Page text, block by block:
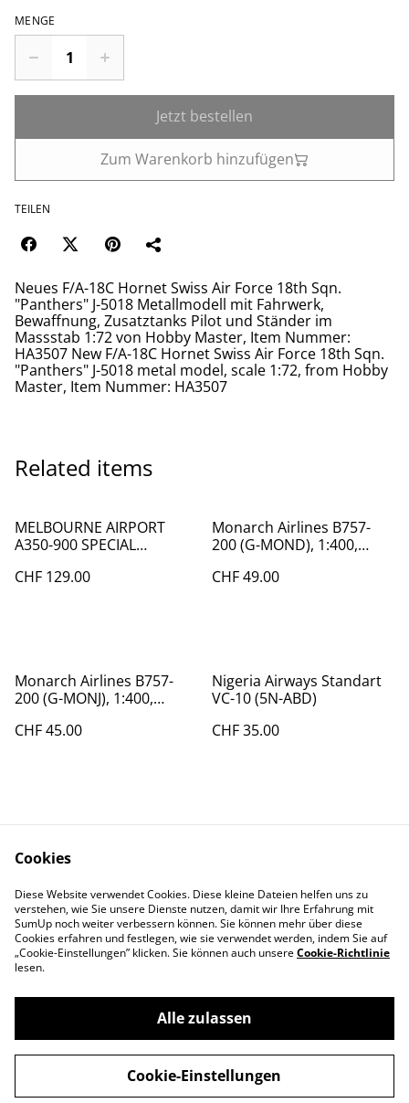
MENGE
Jetzt bestellen
Zum Warenkorb hinzufügen
TEILEN
Neues F/A-18C Hornet Swiss Air Force 18th Sqn.
"Panthers" J-5018 Metallmodell mit Fahrwerk,
Bewaffnung, Zusatztanks Pilot und Ständer im
Massstab 1:72 von Hobby Master, Item Nummer:
HA3507 New F/A-18C Hornet Swiss Air Force 18th Sqn.
"Panthers" J-5018 metal model, scale 1:72, from Hobby
Master, Item Nummer: HA3507
Related items
MELBOURNE AIRPORT
A350-900 SPECIAL
CHF 129.00
Monarch Airlines B757-
200 (G-MOND), 1:400,
CHF 49.00
Monarch Airlines B757-
200 (G-MONJ), 1:400,
CHF 45.00
Nigeria Airways Standart
VC-10 (5N-ABD)
CHF 35.00
Contact Us
Legal Terms
Privacy Policy
Cookie Policy
©2026Swiss-Edelweiss
powered by
Cookies
Diese Website verwendet Cookies. Diese kleine Dateien helfen uns zu
verstehen, wie Sie unsere Dienste nutzen, damit wir Ihre Erfahrung mit
SumUp noch weiter verbessern können. Sie können mehr über diese
Cookies erfahren und festlegen, wie sie verwendet werden, indem Sie auf
„Cookie-Einstellungen” klicken. Sie können auch unsereCookie-Richtlinie
lesen.
Alle zulassen
Cookie-Einstellungen